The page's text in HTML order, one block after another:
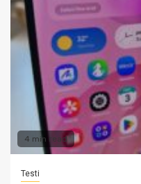
4 min read
Testi